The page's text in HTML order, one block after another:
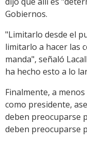
Gobiernos.
"Limitarlo desde el
limitarlo a hacer las
manda", señaló
ha hecho esto a lo
Finalmente, a
como presidente,
deben preocuparse
deben preocuparse